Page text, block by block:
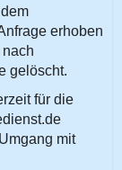
erhoben
gelöscht.
für die
mit